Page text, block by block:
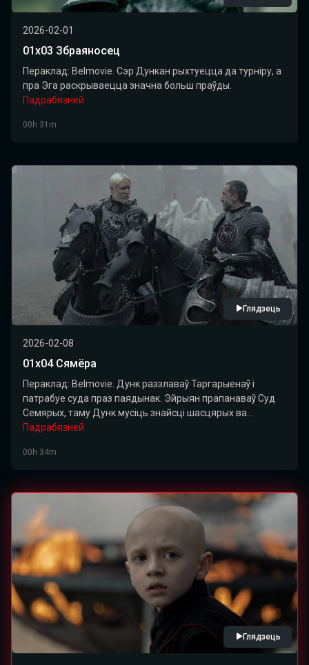
2026-02-01
01х03 Збраяносец
Пераклад: Belmovie. Сэр Дункан рыхтуецца да турніру, а
пра Эга раскрываецца значна больш праўды.
Падрабязней
00h 31m
Глядзець
2026-02-08
01х04 Сямёра
Пераклад: Belmovie. Дунк раззлаваў Таргарыенаў і
патрабуе суда праз паядынак. Эйрыян прапанаваў Суд
Семярых, таму Дунк мусіць знайсці шасцярых ва...
Падрабязней
00h 34m
Глядзець